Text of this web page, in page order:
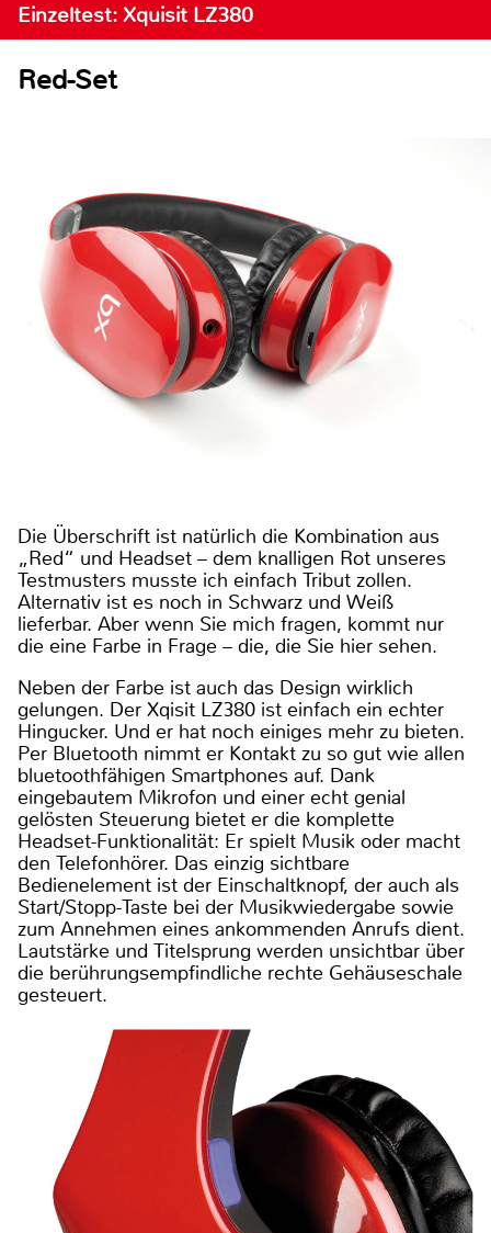
Einzeltest: Xquisit LZ380
Red-Set
Die Überschrift ist natürlich die Kombination aus
„Red“ und Headset – dem knalligen Rot unseres
Testmusters musste ich einfach Tribut zollen.
Alternativ ist es noch in Schwarz und Weiß
lieferbar. Aber wenn Sie mich fragen, kommt nur
die eine Farbe in Frage – die, die Sie hier sehen.
Neben der Farbe ist auch das Design wirklich
gelungen. Der Xqisit LZ380 ist einfach ein echter
Hingucker. Und er hat noch einiges mehr zu bieten.
Per Bluetooth nimmt er Kontakt zu so gut wie allen
bluetoothfähigen Smartphones auf. Dank
eingebautem Mikrofon und einer echt genial
gelösten Steuerung bietet er die komplette
Headset-Funktionalität: Er spielt Musik oder macht
den Telefonhörer. Das einzig sichtbare
Bedienelement ist der Einschaltknopf, der auch als
Start/Stopp-Taste bei der Musikwiedergabe sowie
zum Annehmen eines ankommenden Anrufs dient.
Lautstärke und Titelsprung werden unsichtbar über
die berührungsempfindliche rechte Gehäuseschale
gesteuert.